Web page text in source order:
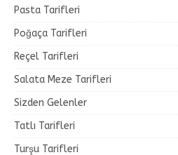
Pasta Tarifleri
Poğaça Tarifleri
Reçel Tarifleri
Salata Meze Tarifleri
Sizden Gelenler
Tatlı Tarifleri
Turşu Tarifleri